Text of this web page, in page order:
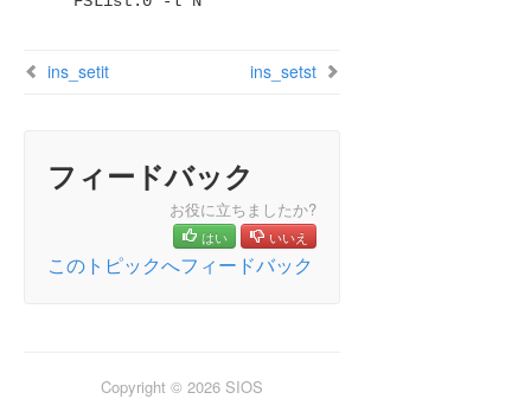
LCD - その他の LCD プログラム
ins_list
ins_create
ins_gettag
ins_remove
ins_setas
ins_setlocalrecover
ins_setit ins_setst
フィードバック
お役に立ちましたか?
はい いいえ
このトピックへフィードバック
Copyright © 2026 SIOS